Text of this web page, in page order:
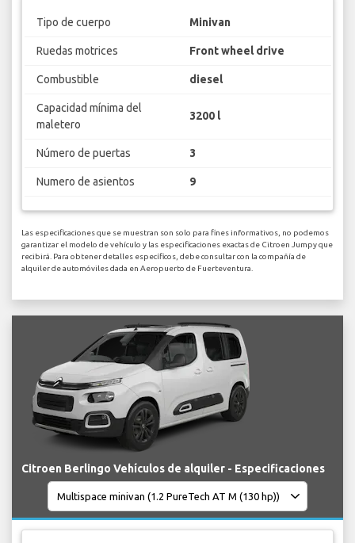
Tipo de cuerpo Minivan
Ruedas motrices Front wheel drive
Combustible diesel
Capacidad mínima del
maletero
3200 l
Número de puertas 3
Numero de asientos 9
Las especificaciones que se muestran son solo para fines informativos, no podemos
garantizar el modelo de vehículo y las especificaciones exactas de Citroen Jumpy que
recibirá. Para obtener detalles específicos, debe consultar con la compañía de
alquiler de automóviles dada en Aeropuerto de Fuerteventura.
Citroen Berlingo Vehículos de alquiler - Especificaciones